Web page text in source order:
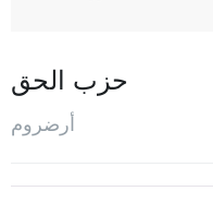
كاراشوبان
كوبري كوي
حزب الحق
أرضروم